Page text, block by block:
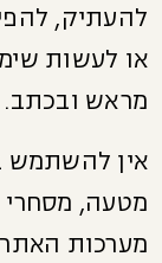
להעתיק,
או לעשות
מראש ובכתב.
אין להשתמש
מטעה,
מערכות